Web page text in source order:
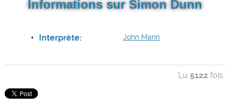
Informations sur Simon Dunn
Interprète: John Mann
Lu 5122 fois